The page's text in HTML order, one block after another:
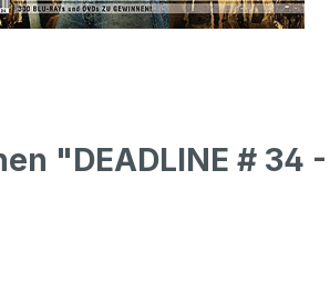
"DEADLINE # 34